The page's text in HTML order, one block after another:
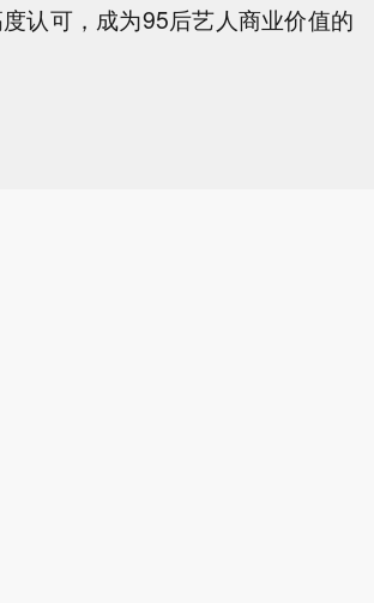
认可，成为95后艺人商业价值的